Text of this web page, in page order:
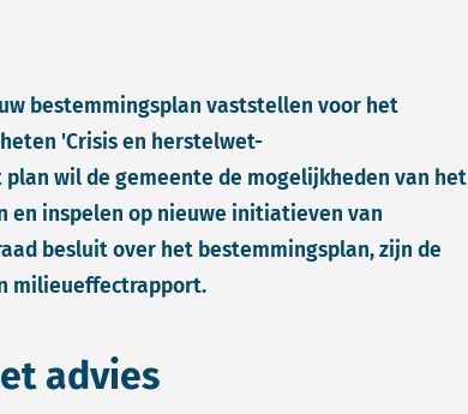
bestemmingsplan vaststellen voor het
'Crisis en herstelwet-
wil de gemeente de mogelijkheden van het
en inspelen op nieuwe initiatieven van
besluit over het bestemmingsplan, zijn de
milieueffectrapport.
advies